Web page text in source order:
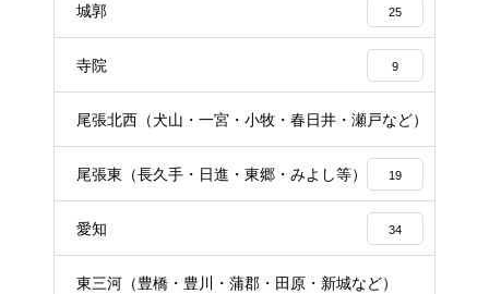
城郭 25
寺院 9
尾張北西（犬山・一宮・小牧・春日井・瀬戸など）
尾張東（長久手・日進・東郷・みよし等） 19
愛知 34
東三河（豊橋・豊川・蒲郡・田原・新城など）